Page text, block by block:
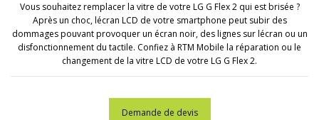
Vous souhaitez remplacer la vitre de votre LG G Flex 2 qui est brisée ?
Après un choc, lécran LCD de votre smartphone peut subir des
dommages pouvant provoquer un écran noir, des lignes sur lécran ou un
disfonctionnement du tactile. Confiez à RTM Mobile la réparation ou le
changement de la vitre LCD de votre LG G Flex 2.
Demande de devis